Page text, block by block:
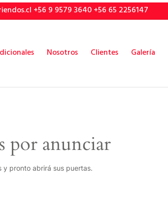
+56 9 9579 3640 +56 65 2256147
Nosotros Clientes Galería
por anunciar
y pronto abrirá sus puertas.